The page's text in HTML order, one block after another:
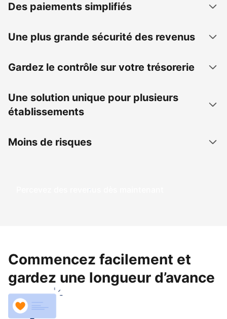
Des paiements simplifiés
Une plus grande sécurité des revenus
Gardez le contrôle sur votre trésorerie
Une solution unique pour plusieurs
établissements
Moins de risques
Percevez des revenus dès maintenant
Commencez facilement et
gardez une longueur d’avance